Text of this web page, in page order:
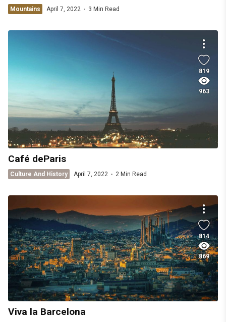
Mountains April 7, 2022 3 Min Read
819
963
Café deParis
Culture And History April 7, 2022 2 Min Read
814
869
Viva la Barcelona